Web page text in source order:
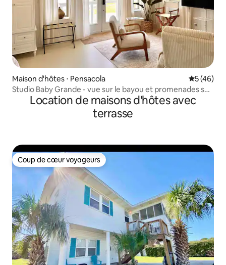
Maison d'hôtes ⋅ Pensacola
5 (46)
Studio Baby Grande - vue sur le bayou et promenades sur
le rivageLocation de maisons d'hôtes avec
terrasse
Coup de cœur voyageurs
Coup de cœur voyageurs